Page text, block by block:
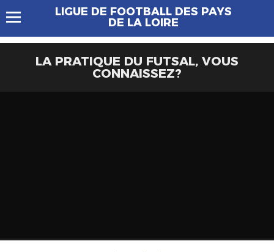
LIGUE DE FOOTBALL DES PAYS
DE LA LOIRE
LA PRATIQUE DU FUTSAL, VOUS
CONNAISSEZ?